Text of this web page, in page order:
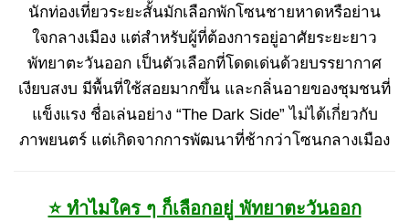
นักท่องเที่ยวระยะสั้นมักเลือกพักโซนชายหาดหรือย่าน
ใจกลางเมือง แต่สำหรับผู้ที่ต้องการอยู่อาศัยระยะยาว
พัทยาตะวันออก เป็นตัวเลือกที่โดดเด่นด้วยบรรยากาศ
เงียบสงบ มีพื้นที่ใช้สอยมากขึ้น และกลิ่นอายของชุมชนที่
แข็งแรง ชื่อเล่นอย่าง “The Dark Side” ไม่ได้เกี่ยวกับ
ภาพยนตร์ แต่เกิดจากการพัฒนาที่ช้ากว่าโซนกลางเมือง
⭐ ทำไมใคร ๆ ก็เลือกอยู่ พัทยาตะวันออก